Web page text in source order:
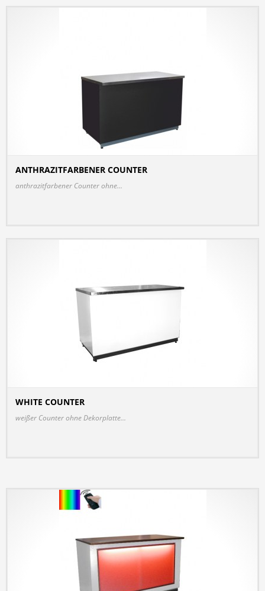
ANTHRAZITFARBENER COUNTER
anthrazitfarbener Counter ohne...
WHITE COUNTER
weißer Counter ohne Dekorplatte...